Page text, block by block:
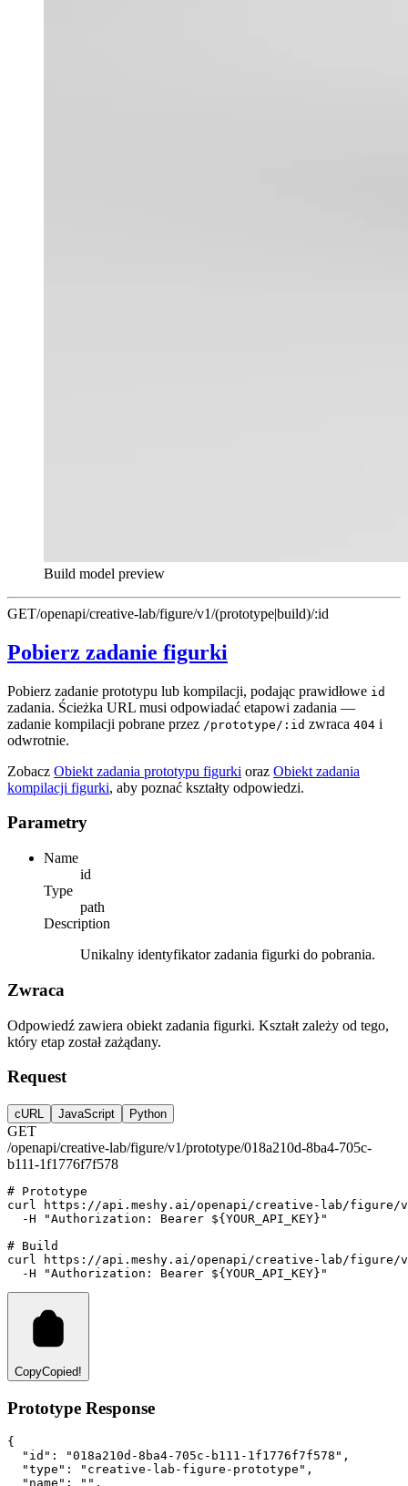
Build model preview
GET/openapi/creative-lab/figure/v1/(prototype|build)/:id
Pobierz zadanie figurki
Pobierz zadanie prototypu lub kompilacji, podając prawidłowe id
zadania. Ścieżka URL musi odpowiadać etapowi zadania —
zadanie kompilacji pobrane przez /prototype/:id zwraca 404 i
odwrotnie.
Zobacz Obiekt zadania prototypu figurki oraz Obiekt zadania
kompilacji figurki, aby poznać kształty odpowiedzi.
Parametry
Name
id
Type
path
Description
Unikalny identyfikator zadania figurki do pobrania.
Zwraca
Odpowiedź zawiera obiekt zadania figurki. Kształt zależy od tego,
który etap został zażądany.
Request
cURL JavaScript Python
GET
/openapi/creative-lab/figure/v1/prototype/018a210d-8ba4-705c-
b111-1f1776f7f578
# Prototype
curl
https://api.meshy.ai/openapi/creative-lab/figure/
-H
"Authorization: Bearer ${YOUR_API_KEY}"
# Build
curl
https://api.meshy.ai/openapi/creative-lab/figure/
-H
"Authorization: Bearer ${YOUR_API_KEY}"
CopyCopied!
Prototype Response
{
"id" : "018a210d-8ba4-705c-b111-1f1776f7f578" ,
"type" : "creative-lab-figure-prototype" ,
"name" : "" ,